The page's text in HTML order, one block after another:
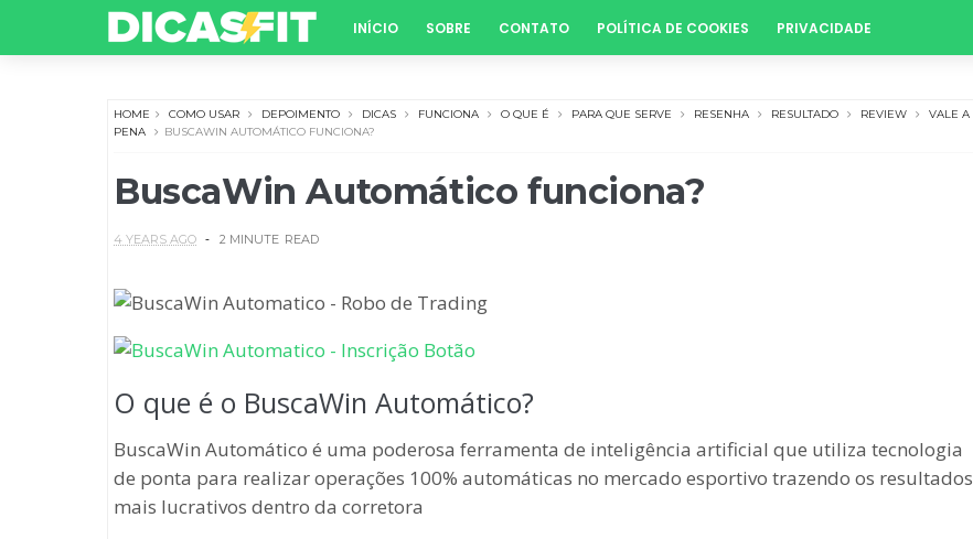
INÍCIO SOBRE CONTATO POLÍTICA DE COOKIES PRIVACIDADE
HOME COMO USAR DEPOIMENTO DICAS FUNCIONA O QUE É PARA QUE SERVE RESENHA RESULTADO REVIEW
VALE A
PENA
BUSCAWIN AUTOMÁTICO FUNCIONA?
BuscaWin Automático funciona?
4 YEARS AGO 2 MINUTE READ
O que é o BuscaWin Automático?
BuscaWin Automático é uma poderosa ferramenta de inteligência artificial que utiliza tecnologia
de ponta para realizar operações 100% automáticas no mercado esportivo trazendo os resultados
mais lucrativos dentro da corretora